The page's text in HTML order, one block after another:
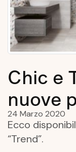
Chic e
nuove
24 Marzo 2020
Ecco
“Trend”.